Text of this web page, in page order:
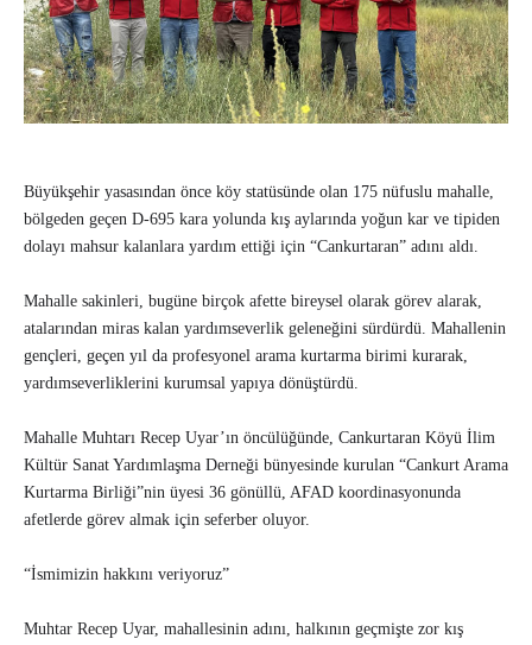
Büyükşehir yasasından önce köy statüsünde olan 175 nüfuslu mahalle,
bölgeden geçen D-695 kara yolunda kış aylarında yoğun kar ve tipiden
dolayı mahsur kalanlara yardım ettiği için “Cankurtaran” adını aldı.
Mahalle sakinleri, bugüne birçok afette bireysel olarak görev alarak,
atalarından miras kalan yardımseverlik geleneğini sürdürdü. Mahallenin
gençleri, geçen yıl da profesyonel arama kurtarma birimi kurarak,
yardımseverliklerini kurumsal yapıya dönüştürdü.
Mahalle Muhtarı Recep Uyar’ın öncülüğünde, Cankurtaran Köyü İlim
Kültür Sanat Yardımlaşma Derneği bünyesinde kurulan “Cankurt Arama
Kurtarma Birliği”nin üyesi 36 gönüllü, AFAD koordinasyonunda
afetlerde görev almak için seferber oluyor.
“İsmimizin hakkını veriyoruz”
Muhtar Recep Uyar, mahallesinin adını, halkının geçmişte zor kış